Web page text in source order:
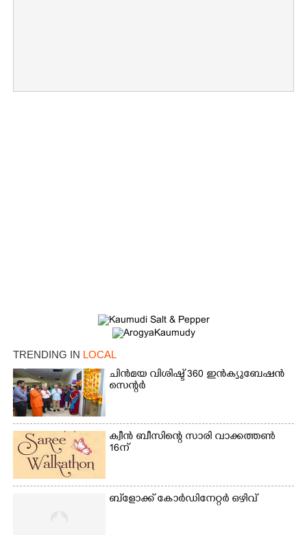
TRENDING IN LOCAL
ചിൻമയ വിശിഷ്ട് 360 ഇൻക്യുബേഷൻ
സെന്റർ
ക്വീൻ ബീസിന്റെ സാരി വാക്കത്തൺ
16ന്
ബ്‌ളോക്ക് കോർഡിനേറ്റർ ഒഴിവ്
Copy Link